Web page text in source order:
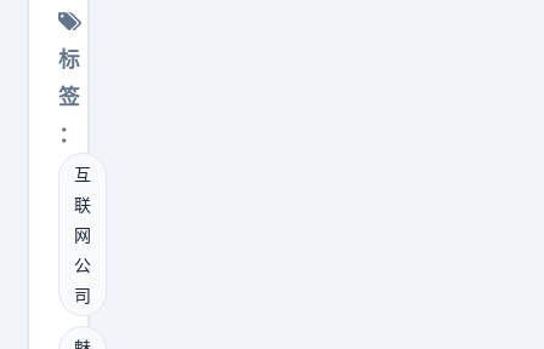
还
可
能
遗
忘
原
来
的
一
边
工
作
，
一
边
做
自
媒
了
蛮
多
新
品
的
熊
猫
P
N
单
标
签
：
互
联
网
公
司